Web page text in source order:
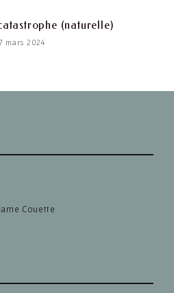
(naturelle)
mars 2024
Couette